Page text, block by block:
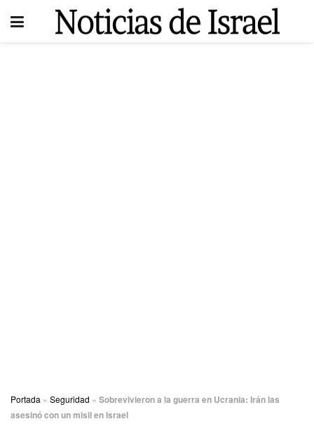
Portada » Seguridad » Sobrevivieron a la guerra en Ucrania: Irán las
asesinó con un misil en Israel